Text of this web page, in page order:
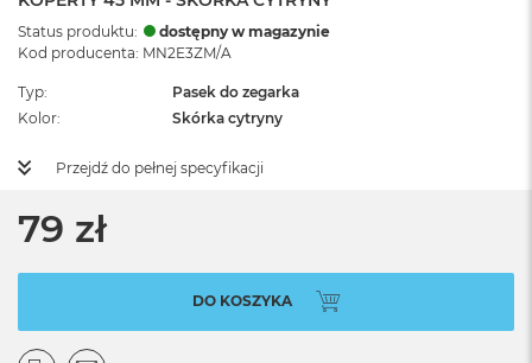
Status produktu:
dostępny w magazynie
Kod producenta: MN2E3ZM/A
Typ
Pasek do zegarka
Kolor
Skórka cytryny
Przejdź do pełnej specyfikacji
79 zł
DO KOSZYKA